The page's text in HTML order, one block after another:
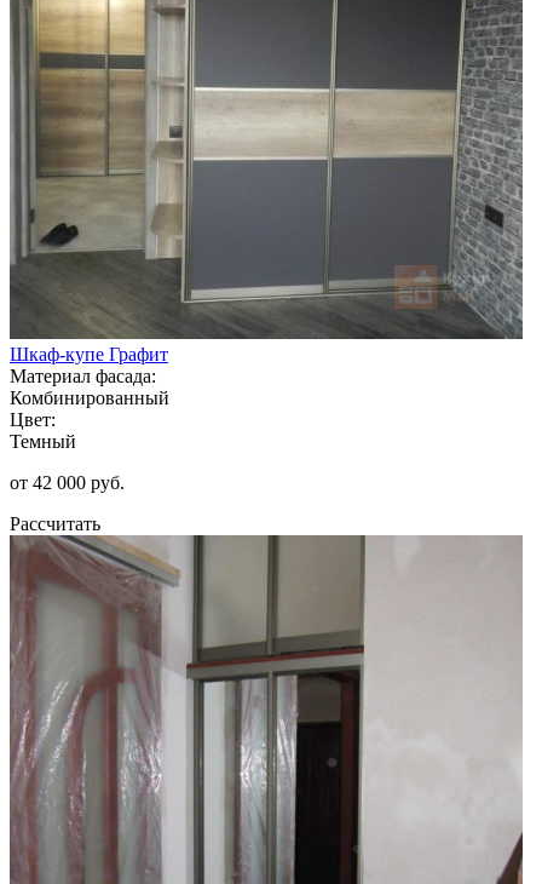
Шкаф-купе Графит
Материал фасада:
Комбинированный
Цвет:
Темный
от 42 000 руб.
Рассчитать